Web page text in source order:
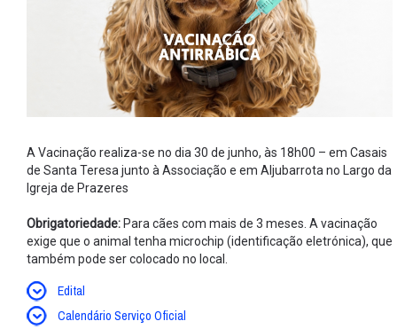
A Vacinação realiza-se no dia 30 de junho, às 18h00 – em Casais
de Santa Teresa junto à Associação e em Aljubarrota no Largo da
Igreja de Prazeres
Obrigatoriedade: Para cães com mais de 3 meses. A vacinação
exige que o animal tenha microchip (identificação eletrónica), que
também pode ser colocado no local.
Edital
Calendário Serviço Oficial